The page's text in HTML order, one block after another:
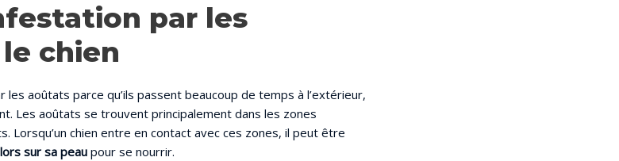
par les
chien
aoûtats parce qu’ils passent beaucoup de temps à l’extérieur,
Les aoûtats se trouvent principalement dans les zones
Lorsqu’un chien entre en contact avec ces zones, il peut être
sur sa peaupour se nourrir.